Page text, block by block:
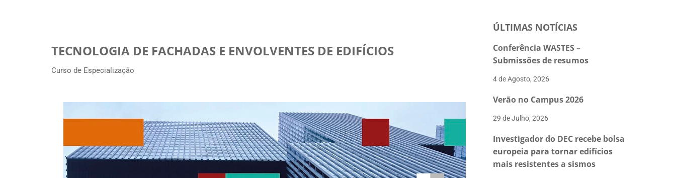
TECNOLOGIA DE FACHADAS E ENVOLVENTES DE EDIFÍCIOS
Curso de Especialização
ÚLTIMAS NOTÍCIAS
Conferência WASTES –
Submissões de resumos
4 de Agosto, 2026
Verão no Campus 2026
29 de Julho, 2026
Investigador do DEC recebe bolsa
europeia para tornar edifícios
mais resistentes a sismos